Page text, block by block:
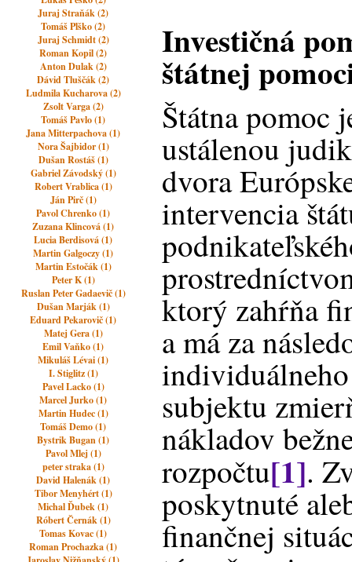
Juraj Straňák (2)
Tomáš Plško (2)
Juraj Schmidt (2)
Roman Kopil (2)
Anton Dulak (2)
Dávid Tluščák (2)
Ludmila Kucharova (2)
Zsolt Varga (2)
Tomáš Pavlo (1)
Jana Mitterpachova (1)
Nora Šajbidor (1)
Dušan Rostáš (1)
Gabriel Závodský (1)
Robert Vrablica (1)
Ján Pirč (1)
Pavol Chrenko (1)
Zuzana Klincová (1)
Lucia Berdisová (1)
Martin Galgoczy (1)
Martin Estočák (1)
Peter K (1)
Ruslan Peter Gadaevič (1)
Dušan Marják (1)
Eduard Pekarovič (1)
Matej Gera (1)
Emil Vaňko (1)
Mikuláš Lévai (1)
I. Stiglitz (1)
Pavel Lacko (1)
Marcel Jurko (1)
Martin Hudec (1)
Tomáš Demo (1)
Bystrik Bugan (1)
Pavol Mlej (1)
peter straka (1)
David Halenák (1)
Tibor Menyhért (1)
Michal Ďubek (1)
Róbert Černák (1)
Tomas Kovac (1)
Roman Prochazka (1)
Investičná
štátnej
Štátna pomoc
ustálenou
dvora
intervencia
ktorý zahŕňa
a má za
subjektu
nákladov
rozpočtu[1].
poskytnuté
finančnej